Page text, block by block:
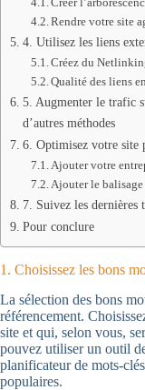
Rendre votre site
4. Utilisez les liens
Créez du
Qualité des liens
5. Augmenter le trafic
d’autres méthodes
6. Optimisez votre site
Ajouter votre
Ajouter le
7. Suivez les dernières
Pour conclure
1. Choisissez les bons
La sélection des bons
référencement.
site et qui, selon vous,
pouvez utiliser un outil
planificateur de mots-
populaires.